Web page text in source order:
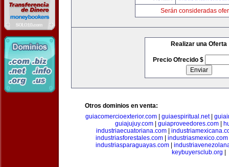
Serán consideradas
Realizar una Oferta
Precio Ofrecido $
Otros dominios en venta:
guiacomercioexterior.com| guiaespiritual.net|
guiajujuy.com| guiaproveedores.com|
industriaecuatoriana.com|
industriasforestales.com
industriasmexico.com
industriasparaguayas.com
keybuyersclub.org